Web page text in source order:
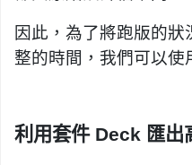
因此，為了將跑版的
整的時間，我們可以
利用套件 Deck 匯出